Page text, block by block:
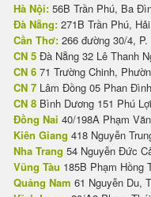
Hà Nội: 56B Trần Phú, Ba
Đà Nẵng: 271B Trần Phú,
Cần Thơ: 266 đường 30/4,
CN 5 Đà Nẵng 32 Lê Thanh
CN 6 71 Trường Chinh,
CN 7 Lâm Đồng 05 Phan
CN 8 Bình Dương 151 Phú
Đồng Nai 40/198A Phạm
Kiên Giang 418 Nguyễn
Nha Trang 54 Nguyễn Đức
Vũng Tàu 185B Phạm Hồng
Quảng Nam 61 Nguyễn Du,